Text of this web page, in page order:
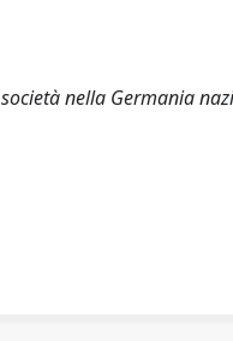
nella Germania